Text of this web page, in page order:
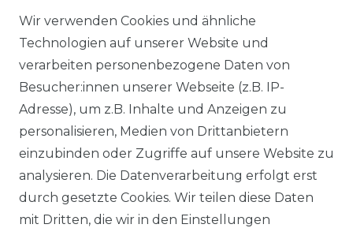
Ähnlicher Artikel
Venti - Modern Fit - Herren
Langarm Business Hemd
(144262600)
UVP 49,99 €
ab 47,99 € *
Wir verwenden Cookies und ähnliche
Technologien auf unserer Website und
verarbeiten personenbezogene Daten von
Besucher:innen unserer Webseite (z.B. IP-
Adresse), um z.B. Inhalte und Anzeigen zu
personalisieren, Medien von Drittanbietern
einzubinden oder Zugriffe auf unsere Website zu
analysieren. Die Datenverarbeitung erfolgt erst
durch gesetzte Cookies. Wir teilen diese Daten
mit Dritten, die wir in den Einstellungen